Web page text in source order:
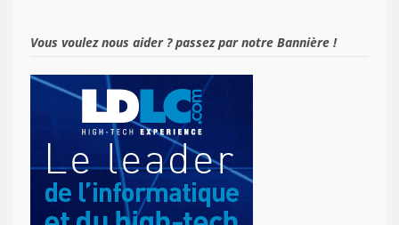
Vous voulez nous aider ? passez par notre Bannière !